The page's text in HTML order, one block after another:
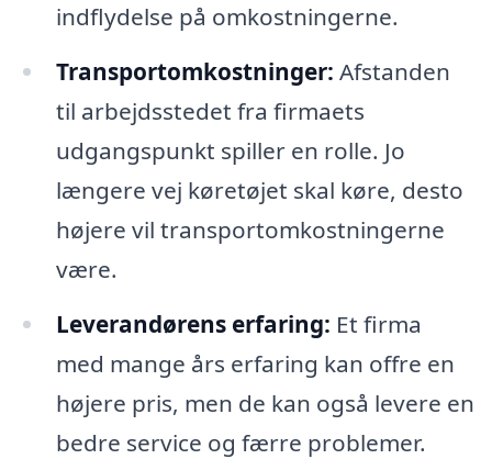
indflydelse på omkostningerne.
Transportomkostninger: Afstanden
til arbejdsstedet fra firmaets
udgangspunkt spiller en rolle. Jo
længere vej køretøjet skal køre, desto
højere vil transportomkostningerne
være.
Leverandørens erfaring: Et firma
med mange års erfaring kan offre en
højere pris, men de kan også levere en
bedre service og færre problemer.